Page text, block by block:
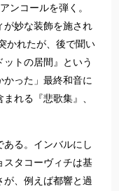
ンコールを弾く。
が妙な装飾を施され
かれたが、後で聞い
トの居間』という
かった」最終和音に
れる『悲歌集』、
る。インバルにし
スタコーヴィチは基
、例えば都響と過